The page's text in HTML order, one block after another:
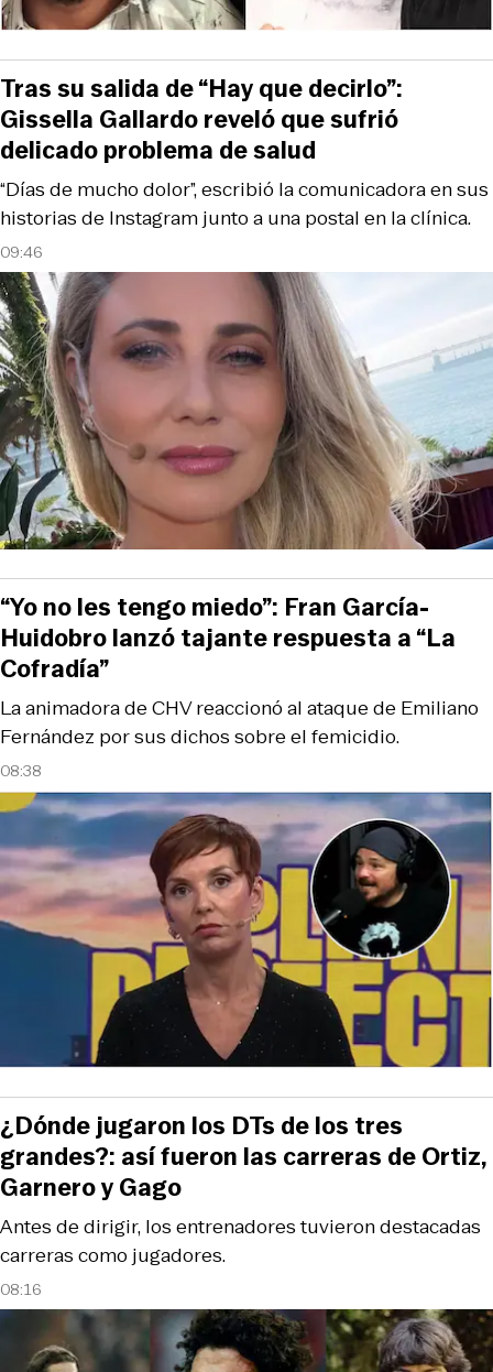
09:46
“Días de mucho dolor”, escribió la comunicadora en sus
historias de Instagram junto a una postal en la clínica.
Tras su salida de “Hay que decirlo”:
Gissella Gallardo reveló que sufrió
delicado problema de salud
08:38
La animadora de CHV reaccionó al ataque de Emiliano
Fernández por sus dichos sobre el femicidio.
“Yo no les tengo miedo”: Fran García-
Huidobro lanzó tajante respuesta a “La
Cofradía”
08:16
Antes de dirigir, los entrenadores tuvieron destacadas
carreras como jugadores.
¿Dónde jugaron los DTs de los tres
grandes?: así fueron las carreras de Ortiz,
Garnero y Gago